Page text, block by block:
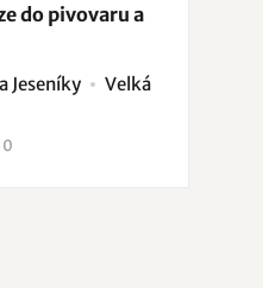
do pivovaru a
Jeseníky
Velká